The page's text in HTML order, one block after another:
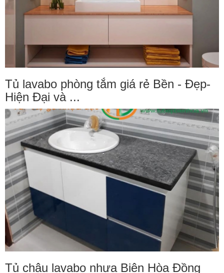
Tủ lavabo phòng tắm giá rẻ Bền - Đẹp-
Hiện Đại và ...
Tủ chậu lavabo nhựa Biên Hòa Đồng